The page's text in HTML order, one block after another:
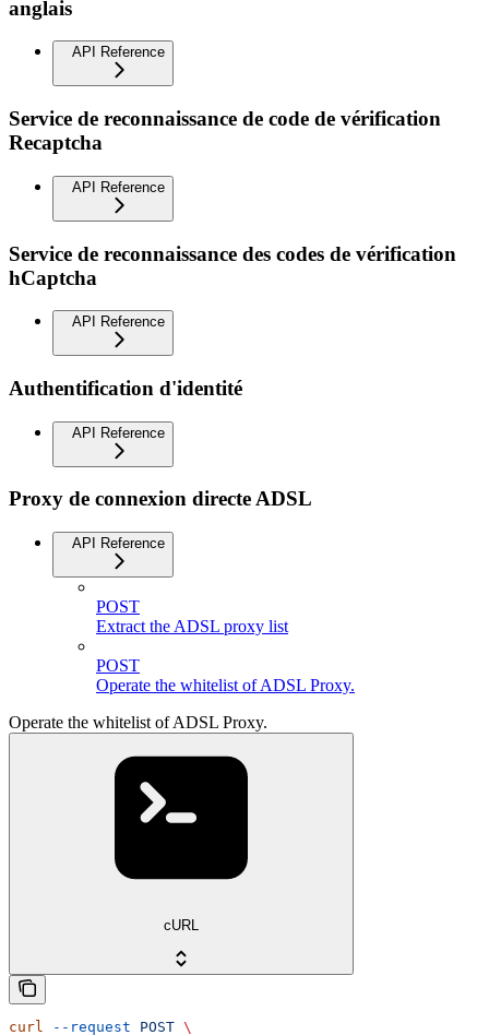
anglais
API Reference
Service de reconnaissance de code de vérification
Recaptcha
API Reference
Service de reconnaissance des codes de vérification
hCaptcha
API Reference
Authentification d'identité
API Reference
Proxy de connexion directe ADSL
API Reference
POST
Extract the ADSL proxy list
POST
Operate the whitelist of ADSL Proxy.
Operate the whitelist of ADSL Proxy.
cURL
curl --request POST \